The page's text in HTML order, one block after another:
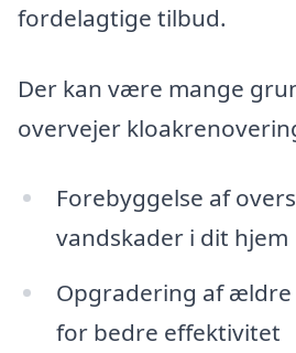
fordelagtige tilbud.
Der kan være mange
overvejer
Forebyggelse af
vandskader i dit hjem
Opgradering af
for bedre effektivitet